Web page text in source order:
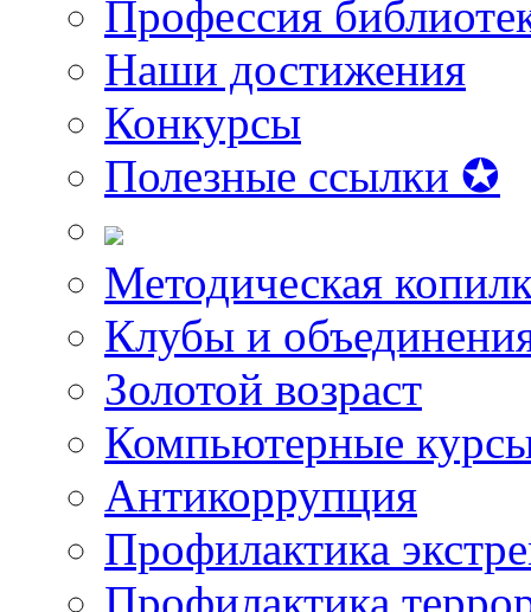
Профессия
Наши достижения
Конкурсы
Полезные ссылки ✪
Методическая
Клубы и
Золотой возраст
Компьютерные
Антикоррупция
Профилактика